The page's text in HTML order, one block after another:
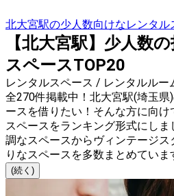
北大宮駅の少人数向けなレンタル
【北大宮駅】少人数
スペースTOP20
レンタルスペース / レンタルルー
全270件掲載中！北大宮駅(埼玉
ースを借りたい！そんな方に向
スペースをランキング形式にし
調なスペースからヴィンテージ
りなスペースを多数まとめていま
(続く)